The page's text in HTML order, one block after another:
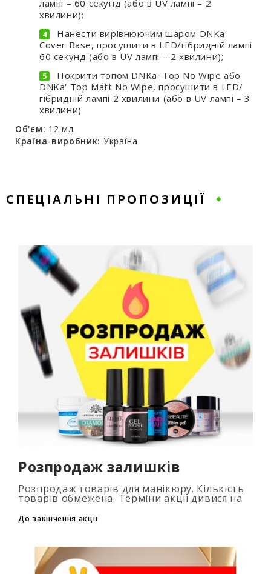
лампі – 60 секунд (або в UV лампі – 2
хвилини);
Нанести вирівнюючим шаром DNKa'
Cover Base, просушити в LED/гібридній лампі
60 секунд (або в UV лампі – 2 хвилини);
Покрити топом DNKa' Top No Wipe або
DNKa' Top Matt No Wipe, просушити в LED/
гібридній лампі 2 хвилини (або в UV лампі – 3
хвилини)
Об'єм: 12 мл.
Країна-виробник: Україна
СПЕЦІАЛЬНІ ПРОПОЗИЦІЇ
Розпродаж залишків
Розпродаж товарів для манікюру. Кількість
товарів обмежена. Терміни акції дивися на
таймері...
До закінчення акції